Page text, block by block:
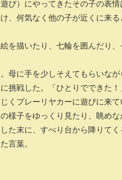
び）にやってきたその子の表
、何気なく他の子が近くに来
を描いたり、七輪を囲んだり
母に手を少しそえてもらいな
挑戦した。「ひとりでできた
くプレーリヤカーに遊びに来
様子をゆっくり見たり、眺め
た末に、すべり台から降りて
言葉。